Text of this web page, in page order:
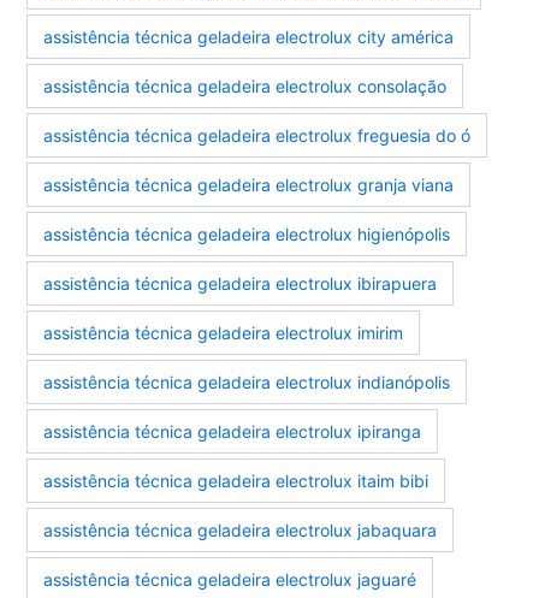
assistência técnica geladeira electrolux city américa
assistência técnica geladeira electrolux consolação
assistência técnica geladeira electrolux freguesia do ó
assistência técnica geladeira electrolux granja viana
assistência técnica geladeira electrolux higienópolis
assistência técnica geladeira electrolux ibirapuera
assistência técnica geladeira electrolux imirim
assistência técnica geladeira electrolux indianópolis
assistência técnica geladeira electrolux ipiranga
assistência técnica geladeira electrolux itaim bibi
assistência técnica geladeira electrolux jabaquara
assistência técnica geladeira electrolux jaguaré